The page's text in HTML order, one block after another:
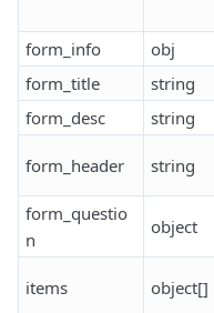
form_info
obj
form_title
string
form_desc
string
form_header string
form_questio
n
object
items object[]